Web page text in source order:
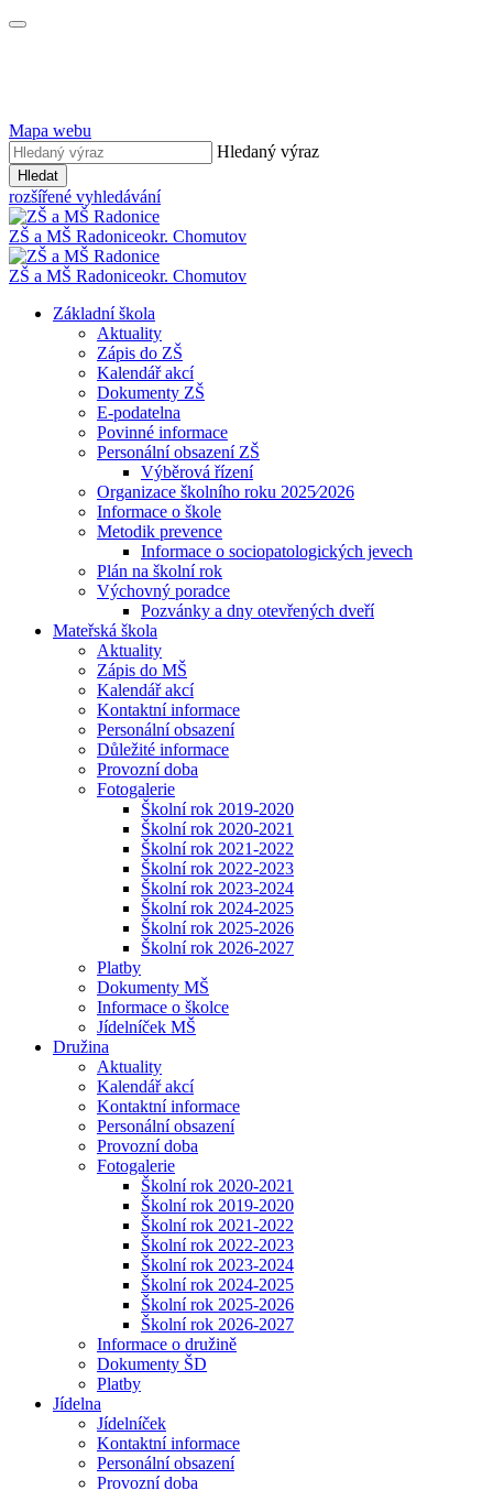
Mapa webu
Hledaný výraz
Hledat
rozšířené vyhledávání
ZŠ a MŠ Radoniceokr. Chomutov
ZŠ a MŠ Radoniceokr. Chomutov
Základní škola
Aktuality
Zápis do ZŠ
Kalendář akcí
Dokumenty ZŠ
E-podatelna
Povinné informace
Personální obsazení ZŠ
Výběrová řízení
Organizace školního roku 2025⁄2026
Informace o škole
Metodik prevence
Informace o sociopatologických jevech
Plán na školní rok
Výchovný poradce
Pozvánky a dny otevřených dveří
Mateřská škola
Aktuality
Zápis do MŠ
Kalendář akcí
Kontaktní informace
Personální obsazení
Důležité informace
Provozní doba
Fotogalerie
Školní rok 2019-2020
Školní rok 2020-2021
Školní rok 2021-2022
Školní rok 2022-2023
Školní rok 2023-2024
Školní rok 2024-2025
Školní rok 2025-2026
Školní rok 2026-2027
Platby
Dokumenty MŠ
Informace o školce
Jídelníček MŠ
Družina
Aktuality
Kalendář akcí
Kontaktní informace
Personální obsazení
Provozní doba
Fotogalerie
Školní rok 2020-2021
Školní rok 2019-2020
Školní rok 2021-2022
Školní rok 2022-2023
Školní rok 2023-2024
Školní rok 2024-2025
Školní rok 2025-2026
Školní rok 2026-2027
Informace o družině
Dokumenty ŠD
Platby
Jídelna
Jídelníček
Kontaktní informace
Personální obsazení
Provozní doba